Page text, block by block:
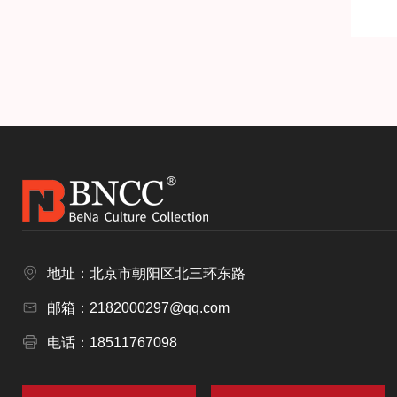
地址：北京市朝阳区北三环东路
邮箱：2182000297@qq.com
电话：18511767098